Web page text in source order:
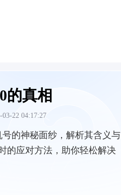
的真相
03-22 04:17:27
的神秘面纱，解析其含义与
的应对方法，助你轻松解决